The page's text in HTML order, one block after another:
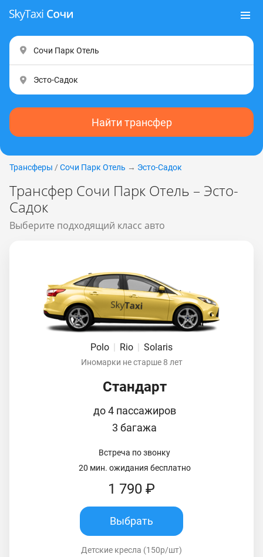
Найти трансфер
Трансферы / Сочи Парк Отель → Эсто-Садок
Трансфер Сочи Парк Отель – Эсто-
Садок
Выберите подходящий класс авто
Polo | Rio | Solaris
Иномарки не старше 8 лет
Стандарт
до 4 пассажиров
3 багажа
Встреча по звонку
20 мин. ожидания бесплатно
1 790 ₽
Выбрать
Детские кресла (150р/шт)